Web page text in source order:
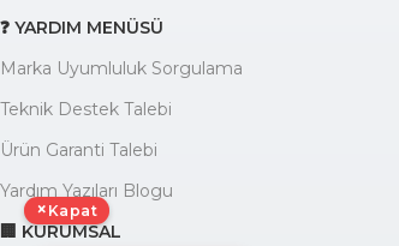
❓ YARDIM MENÜSÜ
Marka Uyumluluk Sorgulama
Teknik Destek Talebi
Ürün Garanti Talebi
Yardım Yazıları Blogu
🏢 KURUMSAL
× Kapat